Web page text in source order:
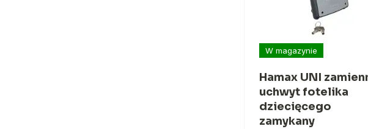
W magazynie
Hamax UNI
uchwyt fotelika
dziecięcego
zamykany